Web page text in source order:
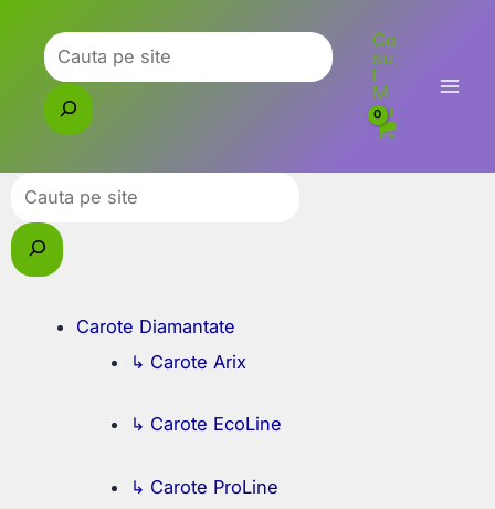
content
Caută
Co
su
l
M
eu
Caută
Carote Diamantate
↳ Carote Arix
↳ Carote EcoLine
↳ Carote ProLine